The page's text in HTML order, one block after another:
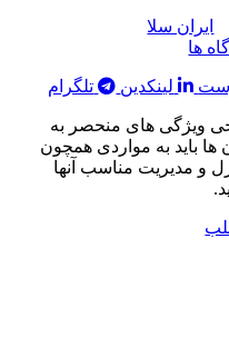
ایران سلا
ها
لینکدین تلگرام
ویژگی های منحصر به
باید به مواردی همچون
و مدیریت مناسب آنها